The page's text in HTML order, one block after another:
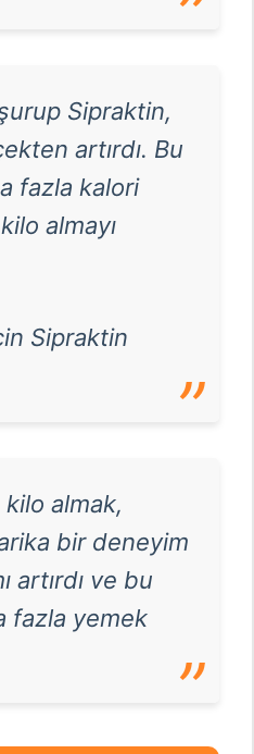
şurup Sipraktin,
artırdı. Bu
fazla kalori
almayı
Sipraktin
kilo almak,
bir deneyim
artırdı ve bu
fazla yemek